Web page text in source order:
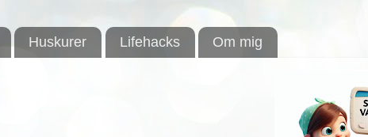
Huskurer Lifehacks Om mig